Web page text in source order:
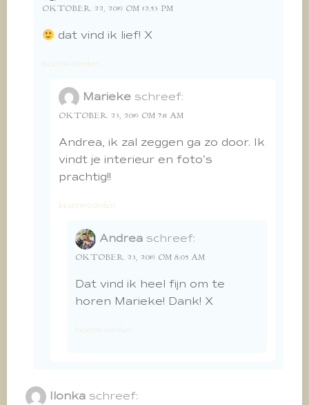
OKTOBER 22, 2019 OM 12:53 PM
dat vind ik lief! X
beantwoorden
Marieke schreef:
OKTOBER 23, 2019 OM 7:11 AM
Andrea, ik zal zeggen ga zo door. Ik
vindt je interieur en foto’s
prachtig!!
beantwoorden
Andrea schreef:
OKTOBER 23, 2019 OM 8:05 AM
Dat vind ik heel fijn om te
horen Marieke! Dank! X
beantwoorden
Ilonka schreef: